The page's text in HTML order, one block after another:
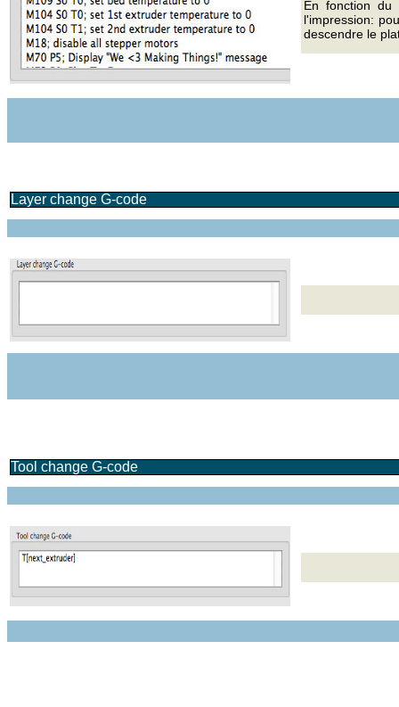
En fonction du
l'impression:
descendre le
Tool change G-code
Layer change G-code